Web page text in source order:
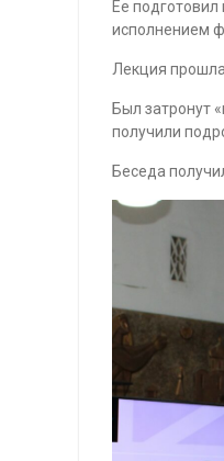
Ее
исполнением
Лекция
Был затронут
получили
Беседа